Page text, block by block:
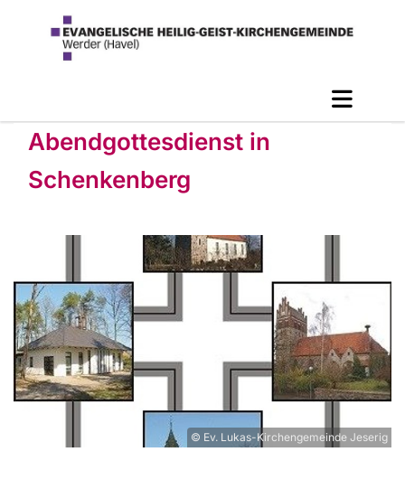
Abendgottesdienst in
Schenkenberg
© Ev. Lukas-Kirchengemeinde Jeserig